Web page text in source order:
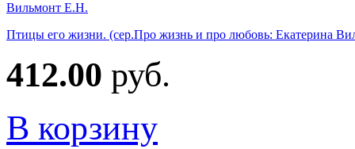
Вильмонт Е.Н.
Птицы его жизни. (сер.Про жизнь и про любовь: Екатерина
412.00 руб.
В корзину